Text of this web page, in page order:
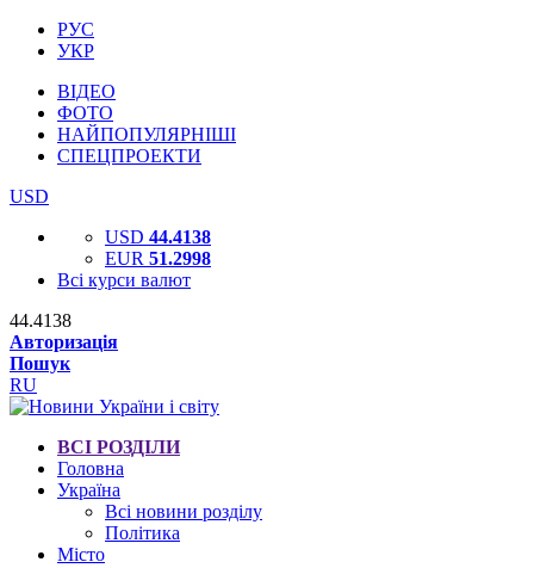
РУС
УКР
ВІДЕО
ФОТО
НАЙПОПУЛЯРНІШІ
СПЕЦПРОЕКТИ
USD
USD 44.4138
EUR 51.2998
Всі курси валют
44.4138
Авторизація
Пошук
RU
ВСІ РОЗДІЛИ
Головна
Україна
Всі новини розділу
Політика
Місто